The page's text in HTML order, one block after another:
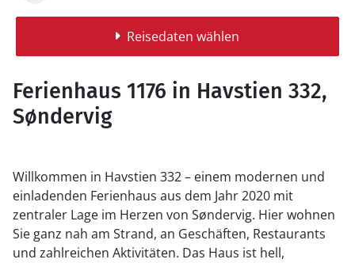
Reisedaten wählen
Ferienhaus 1176 in Havstien 332,
Søndervig
Willkommen in Havstien 332 – einem modernen und
einladenden Ferienhaus aus dem Jahr 2020 mit
zentraler Lage im Herzen von Søndervig. Hier wohnen
Sie ganz nah am Strand, an Geschäften, Restaurants
und zahlreichen Aktivitäten. Das Haus ist hell,